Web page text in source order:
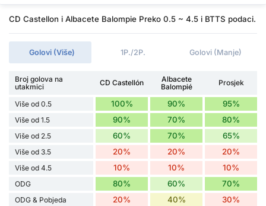
CD Castellon i Albacete Balompie Preko 0.5 ~ 4.5 i BTTS podaci.
Golovi (Više) 1P./2P. Golovi (Manje)
Broj golova na
utakmici
CD Castellón
Albacete
Balompié
Prosjek
Više od 0.5 100% 90% 95%
Više od 1.5 90% 70% 80%
Više od 2.5 60% 70% 65%
Više od 3.5 20% 20% 20%
Više od 4.5 10% 10% 10%
ODG 80% 60% 70%
ODG & Pobjeda 20% 40% 30%